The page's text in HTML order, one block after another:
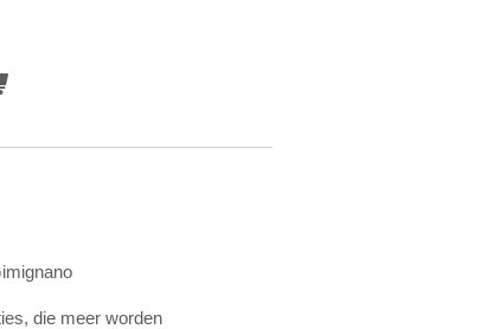
die meer worden